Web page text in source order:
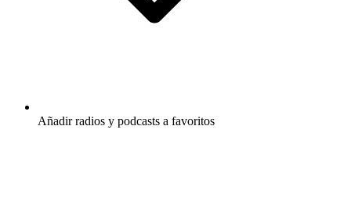
Añadir radios y podcasts a favoritos